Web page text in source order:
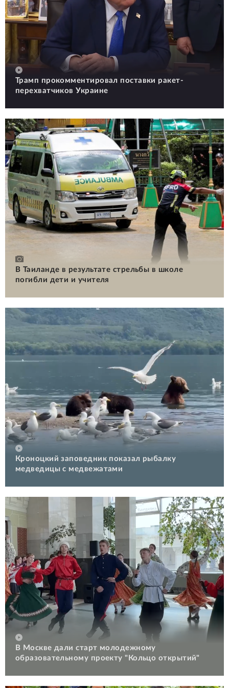
Трамп прокомментировал поставки ракет-
перехватчиков Украине
В Таиланде в результате стрельбы в школе
погибли дети и учителя
Кроноцкий заповедник показал рыбалку
медведицы с медвежатами
В Москве дали старт молодежному
образовательному проекту "Кольцо открытий"